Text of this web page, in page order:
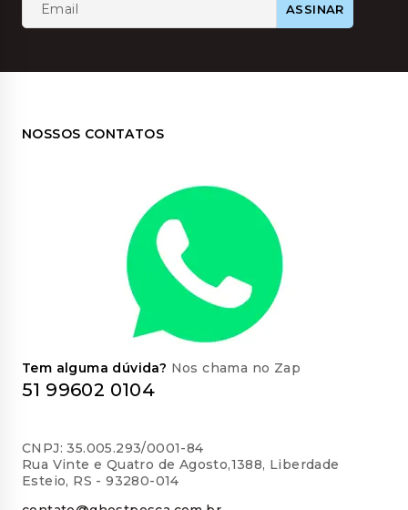
NOSSOS CONTATOS
Tem alguma dúvida? Nos chama no Zap
51 99602 0104
CNPJ: 35.005.293/0001-84
Rua Vinte e Quatro de Agosto,1388, Liberdade
Esteio, RS - 93280-014